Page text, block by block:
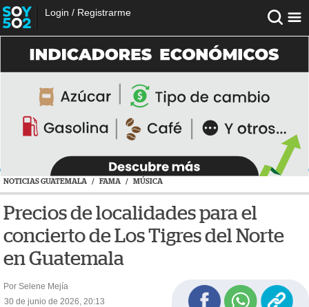
Login / Registrarme
NOTICIAS GUATEMALA / FAMA / MÚSICA
Precios de localidades para el
concierto de Los Tigres del Norte
en Guatemala
Por Selene Mejía
30 de junio de 2026, 20:13